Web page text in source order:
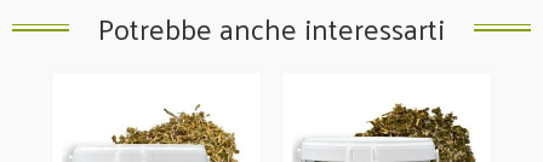
Potrebbe anche interessarti